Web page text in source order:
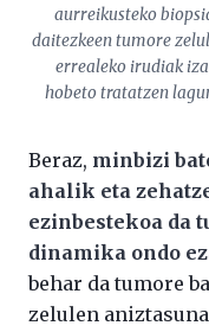
aurreikusteko
daitezkeen tumore
errealeko irudiak
hobeto tratatzen
Beraz, minbizi
ahalik eta
ezinbestekoa da
dinamika ondo
behar da tumore
zelulen